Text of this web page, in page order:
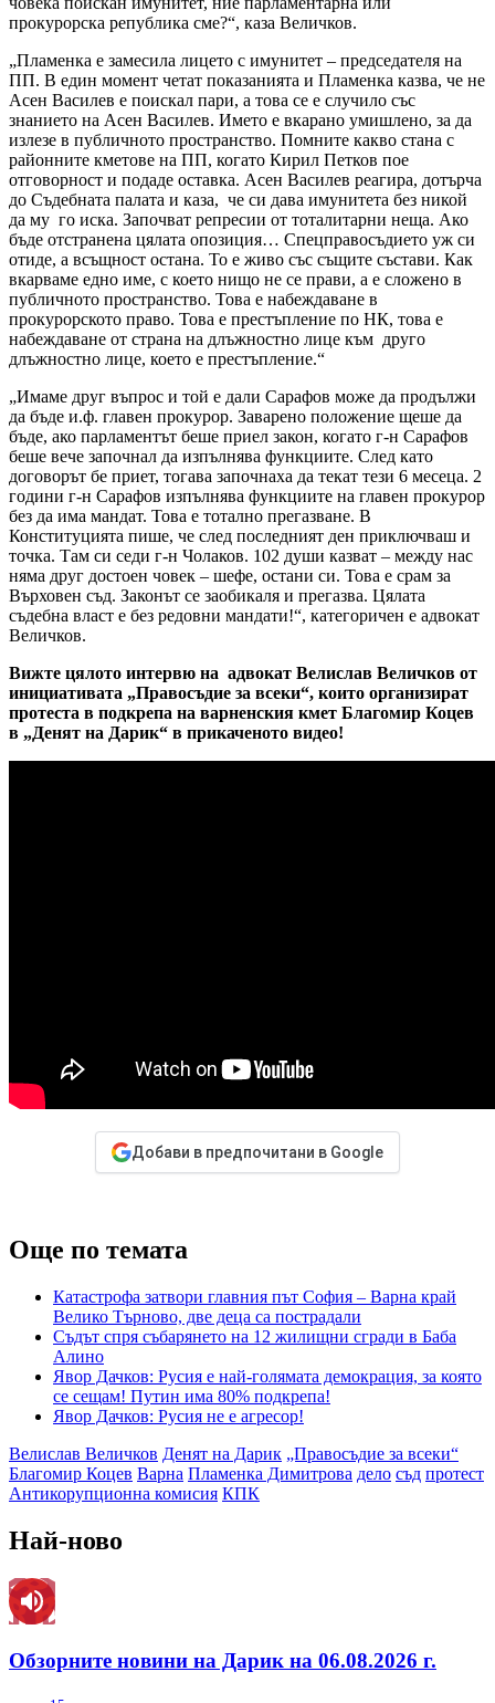
прокурорска република сме?“, каза Величков.
„Пламенка е замесила лицето с имунитет – председателя на
ПП. В един момент четат показанията и Пламенка казва, че не
Асен Василев е поискал пари, а това се е случило със
знанието на Асен Василев. Името е вкарано умишлено, за да
излезе в публичното пространство. Помните какво стана с
районните кметове на ПП, когато Кирил Петков пое
отговорност и подаде оставка. Асен Василев реагира, дотърча
до Съдебната палата и каза, че си дава имунитета без никой
да му го иска. Започват репресии от тоталитарни неща. Ако
бъде отстранена цялата опозиция… Спецправосъдието уж си
отиде, а всъщност остана. То е живо със същите състави. Как
вкарваме едно име, с което нищо не се прави, а е сложено в
публичното пространство. Това е набеждаване в
прокурорското право. Това е престъпление по НК, това е
набеждаване от страна на длъжностно лице към друго
длъжностно лице, което е престъпление.“
„Имаме друг въпрос и той е дали Сарафов може да продължи
да бъде и.ф. главен прокурор. Заварено положение щеше да
бъде, ако парламентът беше приел закон, когато г-н Сарафов
беше вече започнал да изпълнява функциите. След като
договорът бе приет, тогава започнаха да текат тези 6 месеца. 2
години г-н Сарафов изпълнява функциите на главен прокурор
без да има мандат. Това е тотално прегазване. В
Конституцията пише, че след последният ден приключваш и
точка. Там си седи г-н Чолаков. 102 души казват – между нас
няма друг достоен човек – шефе, остани си. Това е срам за
Върховен съд. Законът се заобикаля и прегазва. Цялата
съдебна власт е без редовни мандати!“, категоричен е адвокат
Величков.
Вижте цялото интервю на адвокат Велислав Величков от
инициативата „Правосъдие за всеки“, които организират
протеста в подкрепа на варненския кмет Благомир Коцев
в „Денят на Дарик“ в прикаченото видео!
Добави в предпочитани в Google
Още по темата
Катастрофа затвори главния път София – Варна край
Велико Търново, две деца са пострадали
Съдът спря събарянето на 12 жилищни сгради в Баба
Алино
Явор Дачков: Русия е най-голямата демокрация, за която
се сещам! Путин има 80% подкрепа!
Явор Дачков: Русия не е агресор!
Велислав Величков Денят на Дарик „Правосъдие за всеки“
Благомир Коцев Варна Пламенка Димитрова дело съд протест
Антикорупционна комисия КПК
Най-ново
Обзорните новини на Дарик на 06.08.2026 г.